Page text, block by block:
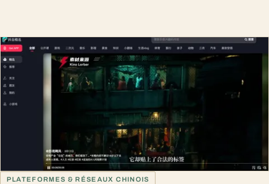
PLATEFORMES & RÉSEAUX CHINOIS